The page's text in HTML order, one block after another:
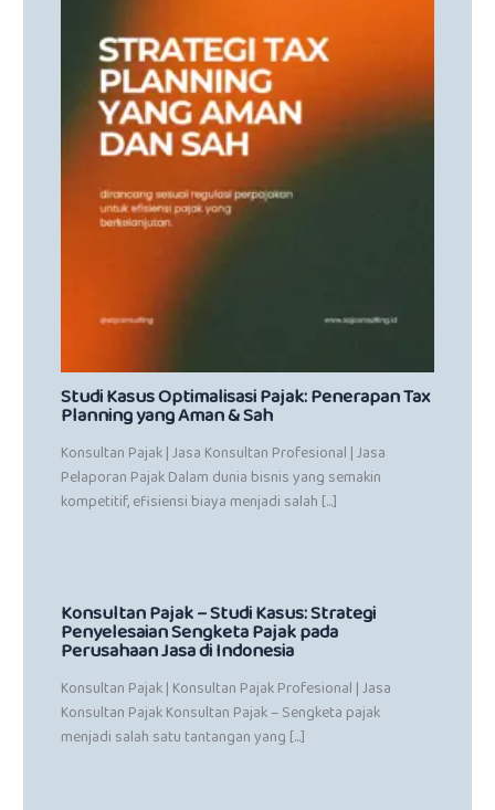
Studi Kasus Optimalisasi Pajak: Penerapan Tax
Planning yang Aman & Sah
Konsultan Pajak | Jasa Konsultan Profesional | Jasa
Pelaporan Pajak Dalam dunia bisnis yang semakin
kompetitif, efisiensi biaya menjadi salah […]
Konsultan Pajak – Studi Kasus: Strategi
Penyelesaian Sengketa Pajak pada
Perusahaan Jasa di Indonesia
Konsultan Pajak | Konsultan Pajak Profesional | Jasa
Konsultan Pajak Konsultan Pajak – Sengketa pajak
menjadi salah satu tantangan yang […]